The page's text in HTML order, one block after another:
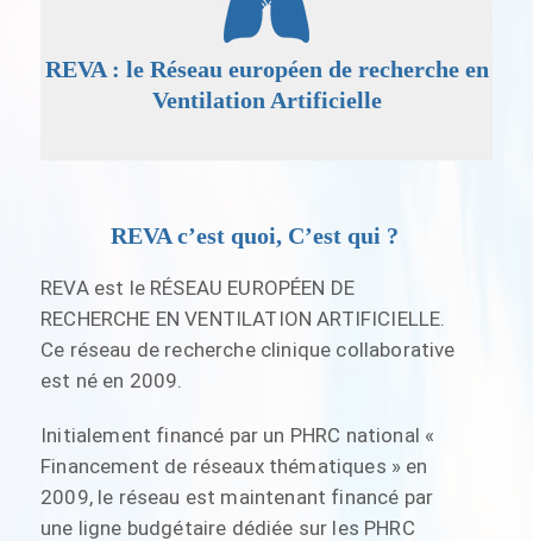
REVA : le Réseau européen de recherche en
Ventilation Artificielle
REVA c’est quoi, C’est qui ?
REVA est le RÉSEAU EUROPÉEN DE
RECHERCHE EN VENTILATION ARTIFICIELLE.
Ce réseau de recherche clinique collaborative
est né en 2009.
Initialement financé par un PHRC national «
Financement de réseaux thématiques » en
2009, le réseau est maintenant financé par
une ligne budgétaire dédiée sur les PHRC